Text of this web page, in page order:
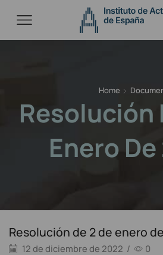
Home
Resolución
Enero
Resolución de 2 de enero
12 de diciembre de 2022 / 0